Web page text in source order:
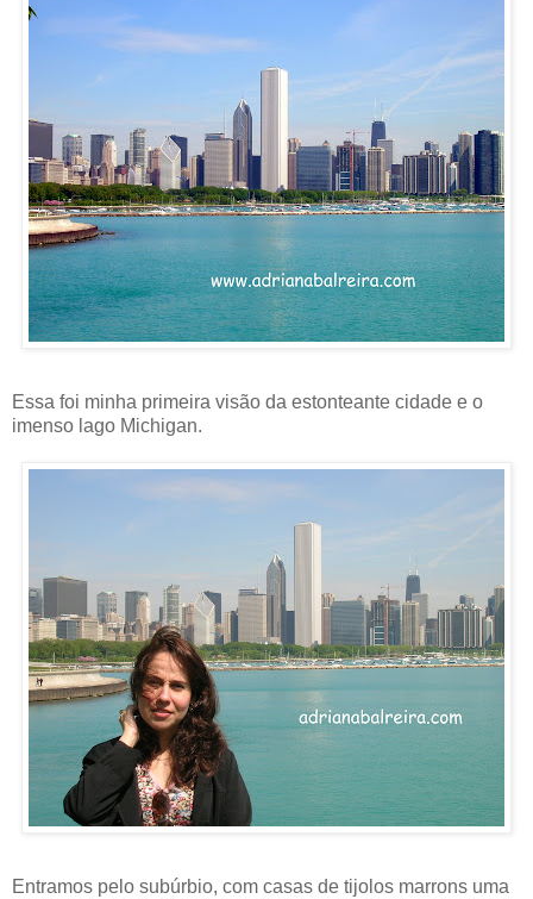
Essa foi minha primeira visão da estonteante cidade e o
imenso lago Michigan.
Entramos pelo subúrbio, com casas de tijolos marrons uma